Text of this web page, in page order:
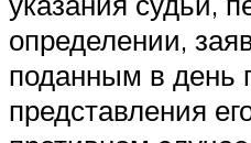
определении,
поданным в день
представления